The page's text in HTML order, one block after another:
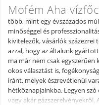
Mofém Aha
több, mint egy évszázados
minőséggel és
kivitelezők, vásárlók
azzal, hogy az általunk
ma már nem csak
okos választást is,
iránt, melyek észrevétlenül
hétköznapjainkba. Legyen
vagy akár